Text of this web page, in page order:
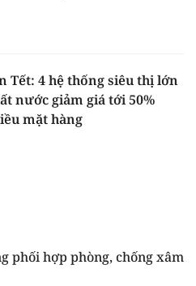
Tết: 4 hệ thống siêu thị lớn
nước giảm giá tới 50%
mặt hàng
phối hợp phòng, chống xâm